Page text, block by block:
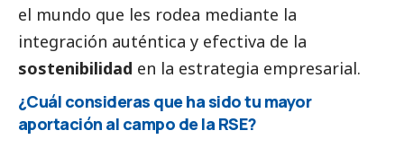
el mundo que les rodea mediante la
integración auténtica y efectiva de la
sostenibilidad en la estrategia empresarial.
¿Cuál consideras que ha sido tu mayor
aportación al campo de la RSE?